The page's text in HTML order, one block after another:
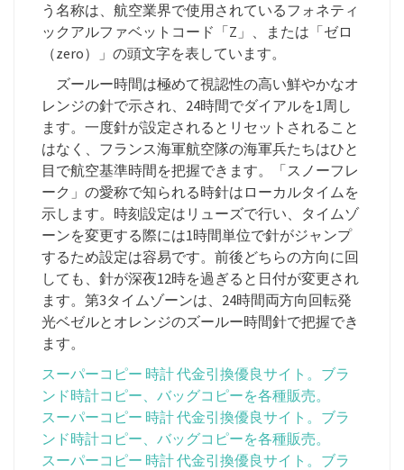
う名称は、航空業界で使用されているフォネティ
ックアルファベットコード「Z」、または「ゼロ
（zero）」の頭文字を表しています。
ズールー時間は極めて視認性の高い鮮やかなオ
レンジの針で示され、24時間でダイアルを1周し
ます。一度針が設定されるとリセットされること
はなく、フランス海軍航空隊の海軍兵たちはひと
目で航空基準時間を把握できます。「スノーフレ
ーク」の愛称で知られる時針はローカルタイムを
示します。時刻設定はリューズで行い、タイムゾ
ーンを変更する際には1時間単位で針がジャンプ
するため設定は容易です。前後どちらの方向に回
しても、針が深夜12時を過ぎると日付が変更され
ます。第3タイムゾーンは、24時間両方向回転発
光ベゼルとオレンジのズールー時間針で把握でき
ます。
スーパーコピー 時計 代金引換優良サイト。ブラ
ンド時計コピー、バッグコピーを各種販売。
スーパーコピー 時計 代金引換優良サイト。ブラ
ンド時計コピー、バッグコピーを各種販売。
スーパーコピー 時計 代金引換優良サイト。ブラ